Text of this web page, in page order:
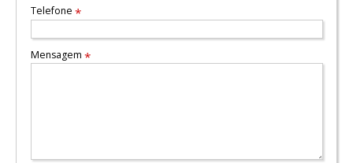
Telefone *
Mensagem *